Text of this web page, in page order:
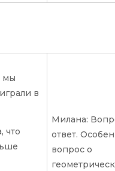
мы
в
что
Милана:
ответ.
вопрос о